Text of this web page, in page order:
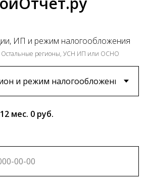
ИП и режим налогообложения
Остальные регионы, УСН ИП или ОСНО
мес. 0 руб.